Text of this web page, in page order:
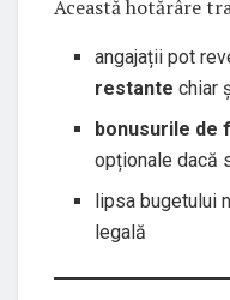
Această hotărâre
angajații pot
restante chiar
bonusurile de
opționale dacă
lipsa bugetului
legală